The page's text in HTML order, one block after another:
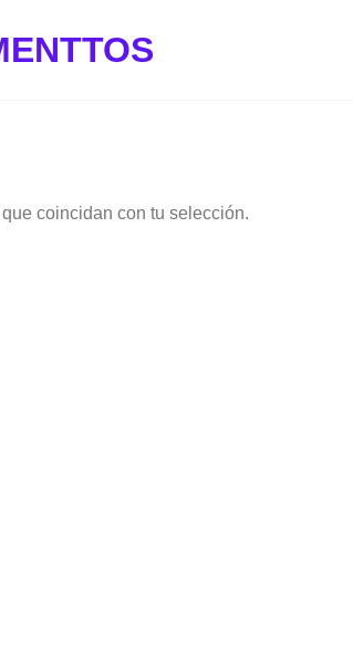
coincidan con tu selección.